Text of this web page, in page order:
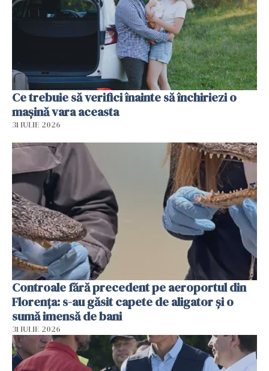
Ce trebuie să verifici înainte să închiriezi o
mașină vara aceasta
31 IULIE 2026
Controale fără precedent pe aeroportul din
Florența: s-au găsit capete de aligator și o
sumă imensă de bani
31 IULIE 2026